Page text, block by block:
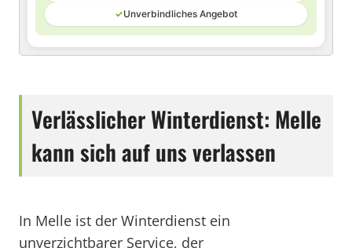
✓Unverbindliches Angebot
Verlässlicher Winterdienst: Melle
kann sich auf uns verlassen
In Melle ist der Winterdienst ein
unverzichtbarer Service, der